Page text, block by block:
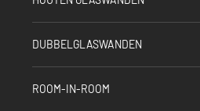
DUBBELGLASWANDEN
ROOM-IN-ROOM